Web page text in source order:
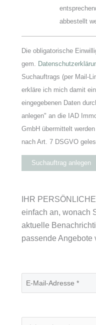
abbestellt
Die obligatorische
gem.
Suchauftrags (per Mail-
erkläre ich mich damit
eingegebenen Daten
anlegen" an die IAD
GmbH übermittelt
nach Art. 7 DSGVO
Suchauftrag anlegen
IHR
einfach an, wonach
aktuelle
passende Angebote